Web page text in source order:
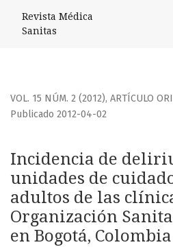
Incidencia de delirium en las
Revista Médica
Sanitas
VOL. 15 NÚM. 2 (2012), ARTÍCULO
Incidencia de
unidades de
adultos de las
Organización
en Bogotá, Colombia
Publicado 2012-04-02